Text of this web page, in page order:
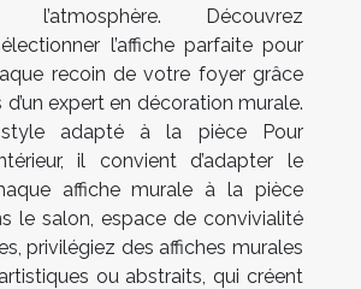
l’atmosphère. Découvrez
l’affiche parfaite pour
recoin de votre foyer grâce
d’un expert en décoration murale.
adapté à la pièce Pour
il convient d’adapter le
affiche murale à la pièce
le salon, espace de convivialité
privilégiez des affiches murales
ou abstraits, qui créent